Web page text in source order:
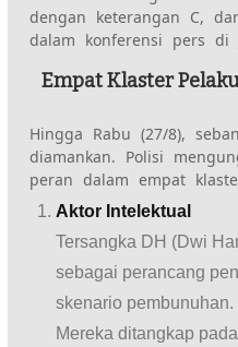
dengan keterangan C,
dalam konferensi pers di
Empat Klaster
Hingga Rabu (27/8),
diamankan. Polisi
peran dalam empat
Aktor Intelektual
Tersangka DH (Dwi
sebagai perancang
skenario pembunuhan.
Mereka ditangkap